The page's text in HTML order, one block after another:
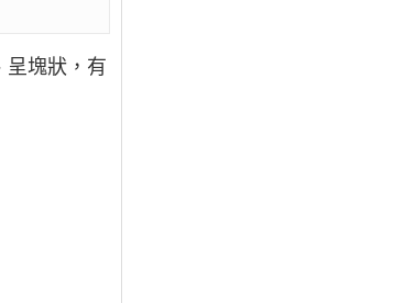
呈塊狀，有